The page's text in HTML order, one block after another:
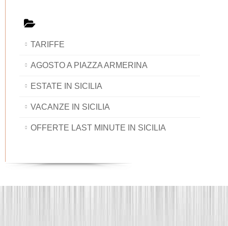
TARIFFE
AGOSTO A PIAZZA ARMERINA
ESTATE IN SICILIA
VACANZE IN SICILIA
OFFERTE LAST MINUTE IN SICILIA